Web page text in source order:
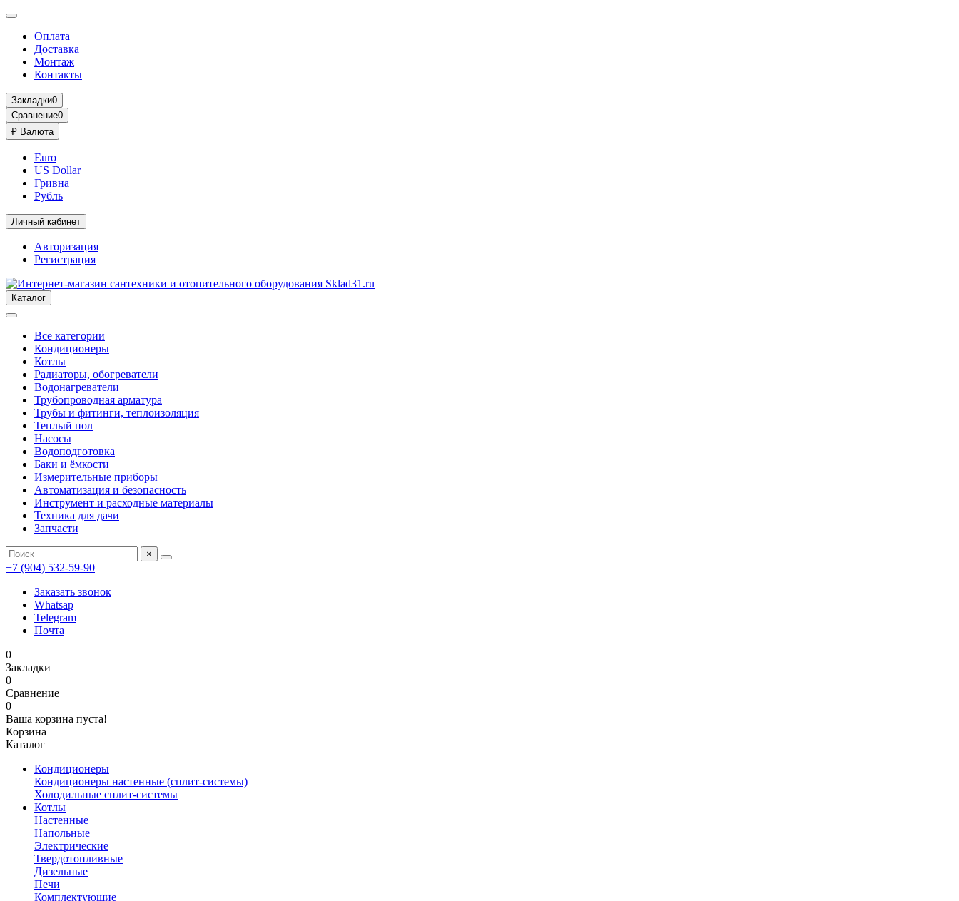
Оплата
Доставка
Монтаж
Контакты
Закладки0
Сравнение0
₽ Валюта
Euro
US Dollar
Гривна
Рубль
Личный кабинет
Авторизация
Регистрация
Каталог
Все категории
Кондиционеры
Котлы
Радиаторы, обогреватели
Водонагреватели
Трубопроводная арматура
Трубы и фитинги, теплоизоляция
Теплый пол
Насосы
Водоподготовка
Баки и ёмкости
Измерительные приборы
Автоматизация и безопасность
Инструмент и расходные материалы
Техника для дачи
Запчасти
×
+7 (904) 532-59-90
Заказать звонок
Whatsap
Telegram
Почта
0
Закладки
0
Сравнение
0
Ваша корзина пуста!
Корзина
Каталог
Кондиционеры
Кондиционеры настенные (сплит-системы)
Холодильные сплит-системы
Котлы
Настенные
Напольные
Электрические
Твердотопливные
Дизельные
Печи
Комплектующие